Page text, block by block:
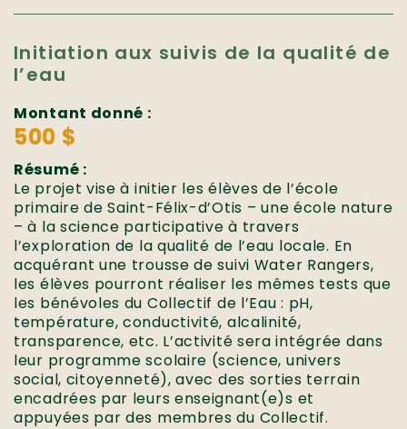
Initiation aux suivis de la qualité de
l’eau
Montant donné :
500 $
Résumé :
Le projet vise à initier les élèves de l’école
primaire de Saint-Félix-d’Otis – une école nature
– à la science participative à travers
l’exploration de la qualité de l’eau locale. En
acquérant une trousse de suivi Water Rangers,
les élèves pourront réaliser les mêmes tests que
les bénévoles du Collectif de l’Eau : pH,
température, conductivité, alcalinité,
transparence, etc. L’activité sera intégrée dans
leur programme scolaire (science, univers
social, citoyenneté), avec des sorties terrain
encadrées par leurs enseignant(e)s et
appuyées par des membres du Collectif.